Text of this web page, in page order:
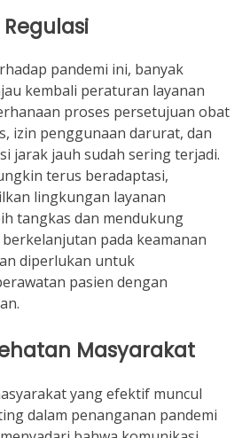
Regulasi
pandemi ini, banyak
kembali peraturan layanan
proses persetujuan obat
izin penggunaan darurat, dan
jarak jauh sudah sering terjadi.
terus beradaptasi,
lingkungan layanan
tangkas dan mendukung
pada keamanan
diperlukan untuk
pasien dengan
Masyarakat
yang efektif muncul
dalam penanganan pandemi